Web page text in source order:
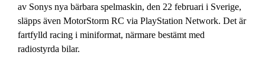
av Sonys nya bärbara spelmaskin, den 22 februari i Sverige,
släpps även MotorStorm RC via PlayStation Network. Det är
fartfylld racing i miniformat, närmare bestämt med
radiostyrda bilar.